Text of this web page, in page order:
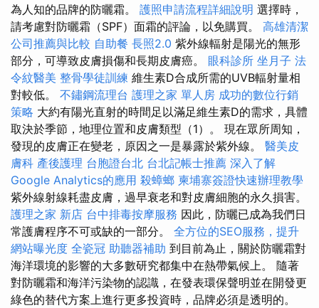
為人知的品牌的防曬霜。 護照申請流程詳細說明 選擇時，
請考慮對防曬霜（SPF）面霜的評論，以免購買。 高雄清潔
公司推薦與比較 自助餐 長照2.0 紫外線輻射是陽光的無形
部分，可導致皮膚損傷和長期皮膚癌。 眼科診所 坐月子 法
令紋醫美 整骨學徒訓練 維生素D合成所需的UVB輻射量相
對較低。 不鏽鋼流理台 護理之家 單人房 成功的數位行銷
策略 大約有陽光直射的時間足以滿足維生素D的需求，具體
取決於季節，地理位置和皮膚類型（1）。 現在眾所周知，
發現的皮膚正在變老，原因之一是暴露於紫外線。 醫美皮
膚科 產後護理 台胞證台北 台北記帳士推薦 深入了解
Google Analytics的應用 殺蟑螂 柬埔寨簽證快速辦理教學
紫外線射線耗盡皮膚，過早衰老和對皮膚細胞的永久損害。
護理之家 新店 台中排毒按摩服務 因此，防曬已成為我們日
常護膚程序不可或缺的一部分。 全方位的SEO服務，提升
網站曝光度 全瓷冠 助聽器補助 到目前為止，關於防曬霜對
海洋環境的影響的大多數研究都集中在熱帶氣候上。 隨著
對防曬霜和海洋污染物的認識，在發表環保聲明並在開發更
綠色的替代方案上進行更多投資時，品牌必須是透明的。